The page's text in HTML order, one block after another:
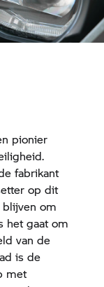
pionier
fabrikant
op dit
om
het gaat om
van de
is de
met